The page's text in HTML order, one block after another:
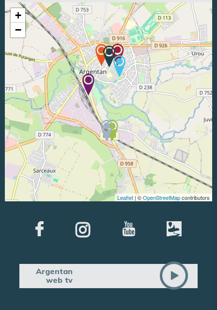
+
−
Leaflet | ©OpenStreetMapcontributors
Argentan
web tv